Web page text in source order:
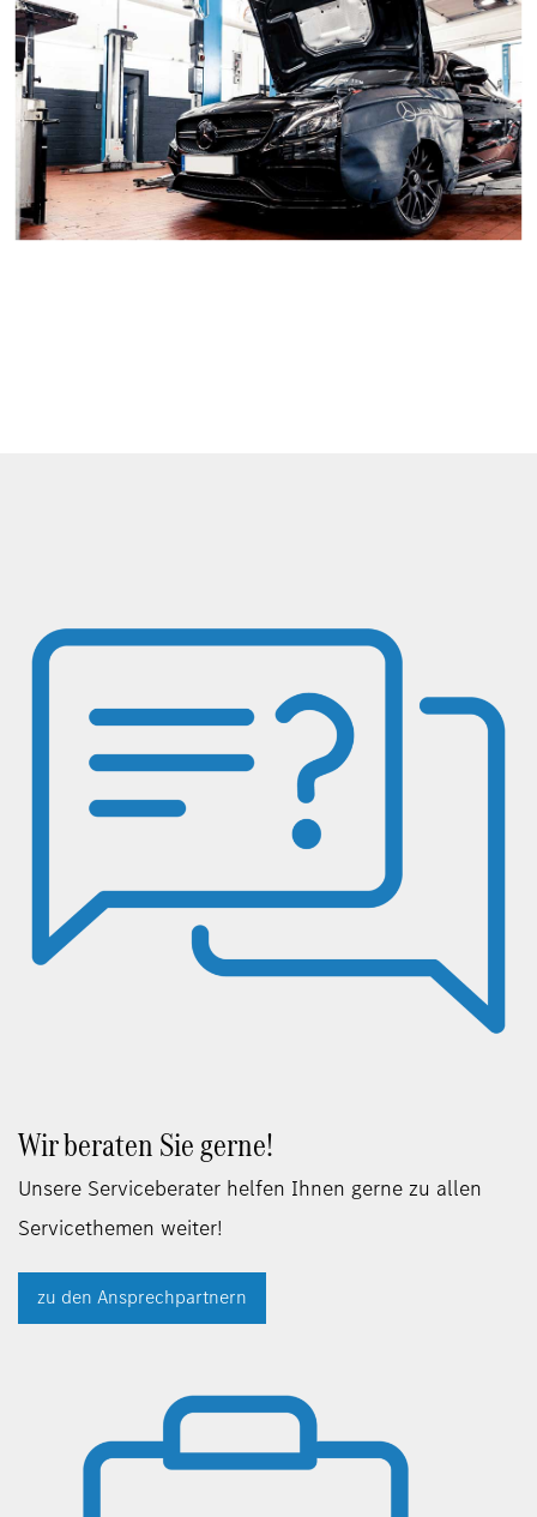
Wir beraten Sie gerne!
Unsere Serviceberater helfen Ihnen gerne zu allen
Servicethemen weiter!
zu den Ansprechpartnern